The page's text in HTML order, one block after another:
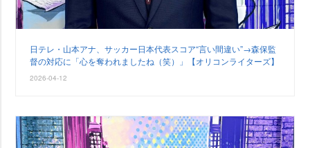
日テレ・山本アナ、サッカー日本代表スコア“言い間違い”→森保監
督の対応に「心を奪われましたね（笑）」【オリコンライターズ】
2026-04-12